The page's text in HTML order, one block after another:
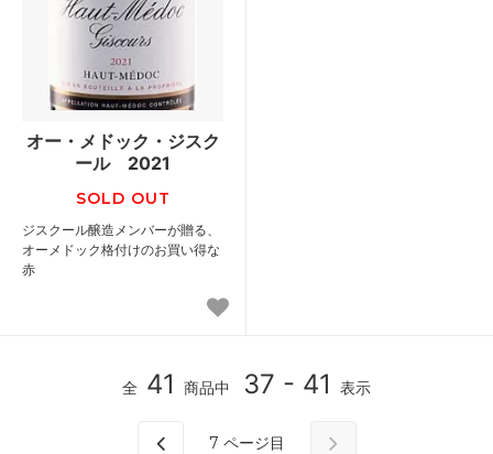
オー・メドック・ジスク
ール 2021
SOLD OUT
ジスクール醸造メンバーが贈る、
オーメドック格付けのお買い得な
赤
全 41 商品中 37 - 41 表示
7 ページ目